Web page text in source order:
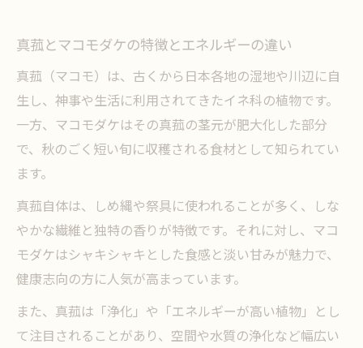
真菰とマコモダケの特徴とエネルギーの違い
真菰（マコモ）は、古くから日本各地の湿地や川辺に自
生し、神事や生活に利用されてきたイネ科の植物です。
一方、マコモダケはその真菰の茎元が肥大化した部分
で、秋のごく短い旬に収穫される食材として知られてい
ます。
真菰自体は、しめ縄や祭具に使われることが多く、しな
やかな繊維と独特の香りが特徴です。それに対し、マコ
モダケはシャキシャキとした食感と淡い甘みが魅力で、
健康志向の方に人気が高まっています。
また、真菰は「浄化」や「エネルギーが高い植物」とし
て注目されることがあり、空間や水質の浄化など幅広い